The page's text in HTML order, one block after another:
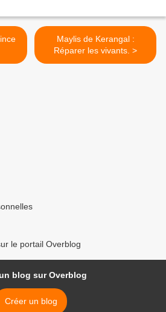
Maylis de Kerangal :
Réparer les vivants. >
le portail Overblog
blog sur Overblog
Créer un blog